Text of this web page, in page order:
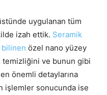
uygulanan tüm
izah ettik. Seramik
bilinen özel nano yüzey
temizliğini ve bunun gibi
önemli detaylarına
işlemler sonucunda ise